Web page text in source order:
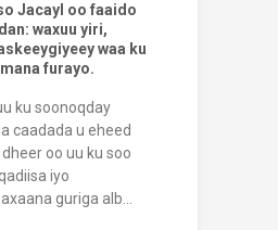
Jacayl oo faaido
waxuu yiri,
waa ku
furayo.
ku soonoqday
caadada u eheed
oo uu ku soo
iyo
guriga alb...